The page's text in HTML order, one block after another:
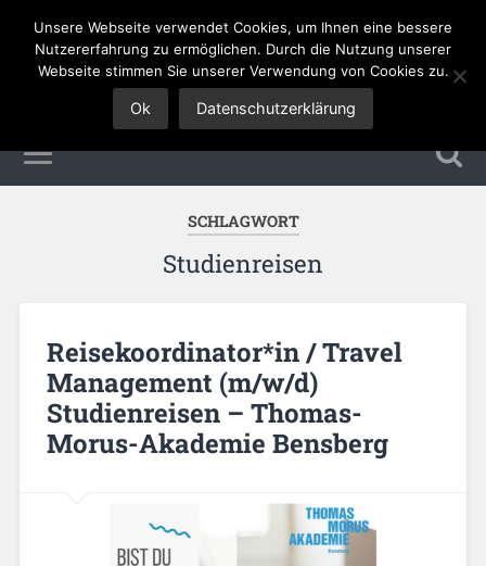
Tourismus Jobs
SCHLAGWORT
Studienreisen
Reisekoordinator*in / Travel
Management (m/w/d)
Studienreisen – Thomas-
Morus-Akademie Bensberg
Unsere Webseite verwendet Cookies, um Ihnen eine bessere
Nutzererfahrung zu ermöglichen. Durch die Nutzung unserer
Webseite stimmen Sie unserer Verwendung von Cookies zu.
Ok Datenschutzerklärung